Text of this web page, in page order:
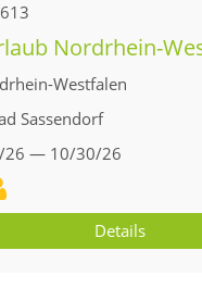
Nordrhein-
Westfalen
Sassendorf
26 — 10/30/26
Details